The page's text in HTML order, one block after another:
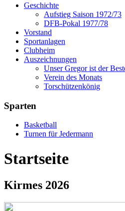
Geschichte
Aufstieg Saison 1972/73
DFB-Pokal 1977/78
Vorstand
Sportanlagen
Clubheim
Auszeichnungen
Unser Gregor ist der
Verein des Monats
Torschützenkönig
Sparten
Basketball
Turnen für Jedermann
Startseite
Kirmes 2026